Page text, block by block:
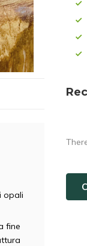
opali
fine